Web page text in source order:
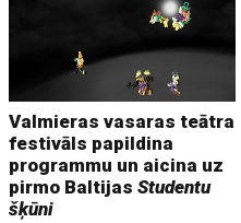
Valmieras vasaras teātra
festivāls papildina
programmu un aicina uz
pirmo BaltijasStudentu
šķūni